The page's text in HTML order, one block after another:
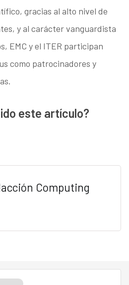
gracias al alto nivel de
y al carácter vanguardista
EMC y el ITER participan
como patrocinadores y
este artículo?
Computing